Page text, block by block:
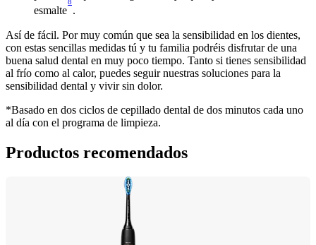
esmalte .
Así de fácil. Por muy común que sea la sensibilidad en los dientes,
con estas sencillas medidas tú y tu familia podréis disfrutar de una
buena salud dental en muy poco tiempo. Tanto si tienes sensibilidad
al frío como al calor, puedes seguir nuestras soluciones para la
sensibilidad dental y vivir sin dolor.
*Basado en dos ciclos de cepillado dental de dos minutos cada uno
al día con el programa de limpieza.
Productos recomendados